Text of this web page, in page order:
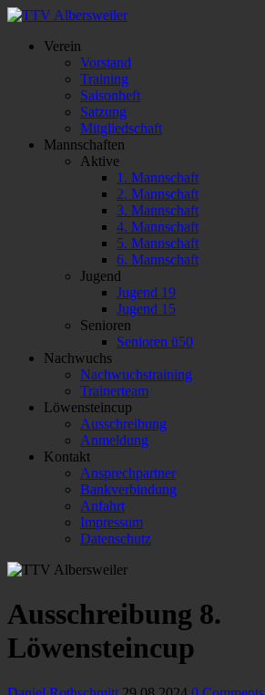
Verein
Vorstand
Training
Saisonheft
Satzung
Mitgliedschaft
Mannschaften
Aktive
1. Mannschaft
2. Mannschaft
3. Mannschaft
4. Mannschaft
5. Mannschaft
6. Mannschaft
Jugend
Jugend 19
Jugend 15
Senioren
Senioren ü50
Nachwuchs
Nachwuchstraining
Trainerteam
Löwensteincup
Ausschreibung
Anmeldung
Kontakt
Ansprechpartner
Bankverbindung
Anfahrt
Impressum
Datenschutz
Ausschreibung 8.
Löwensteincup